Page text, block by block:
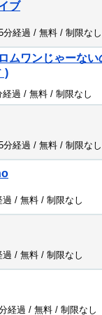
ブ
分経過 / 無料 / 制限なし
ムワンじゃーな
)
過 / 無料 / 制限なし
分経過 / 無料 / 制限なし
過 / 無料 / 制限なし
過 / 無料 / 制限なし
経過 / 無料 / 制限なし